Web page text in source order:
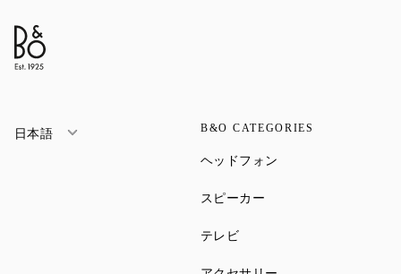
日本語 B&O CATEGORIES
ヘッドフォン
スピーカー
テレビLink Opens in New Tab